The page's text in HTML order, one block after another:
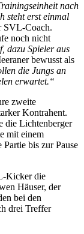
nach
steht erst einmal
SVL-Coach.
noch nicht
dazu Spieler aus
bewusst als
die Jungs an
erwartet.“
zweite
Kontrahent.
die Lichtenberger
mit einem
bis zur Pause
Kicker die
Häuser, der
bei den
drei Treffer